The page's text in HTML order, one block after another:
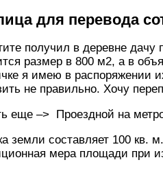
для перевода
получил в деревне дачу
размер в 800 м2, а в
я имею в распоряжении
не правильно. Хочу
еще –> Проездной на
земли составляет 100 кв.
мера площади при